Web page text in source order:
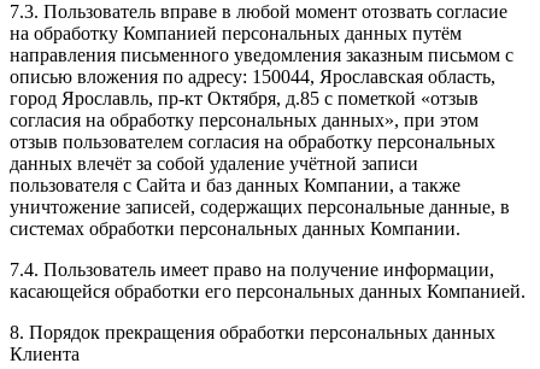
7.3. Пользователь вправе в любой момент отозвать согласие
на обработку Компанией персональных данных путём
направления письменного уведомления заказным письмом с
описью вложения по адресу: 150044, Ярославская область,
город Ярославль, пр-кт Октября, д.85 с пометкой «отзыв
согласия на обработку персональных данных», при этом
отзыв пользователем согласия на обработку персональных
данных влечёт за собой удаление учётной записи
пользователя с Сайта и баз данных Компании, а также
уничтожение записей, содержащих персональные данные, в
системах обработки персональных данных Компании.
7.4. Пользователь имеет право на получение информации,
касающейся обработки его персональных данных Компанией.
8. Порядок прекращения обработки персональных данных
Клиента